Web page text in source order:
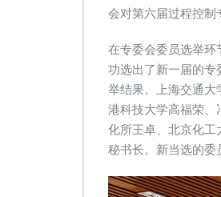
会对第六届过程控制
在专委会委员选举环
功选出了新一届的专
举结果。上海交通大
港科技大学高福荣、
化所王卓、北京化工
秘书长。新当选的委